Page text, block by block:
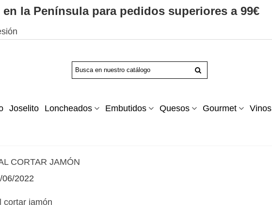
la Península para pedidos superiores a 99€
Joselito Loncheados Embutidos Quesos Gourmet Vinos
CORTAR JAMÓN
06/2022